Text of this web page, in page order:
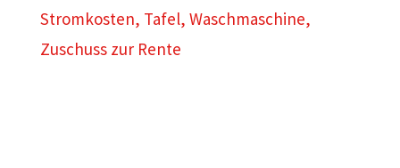
Stromkosten, Tafel, Waschmaschine,
Zuschuss zur Rente